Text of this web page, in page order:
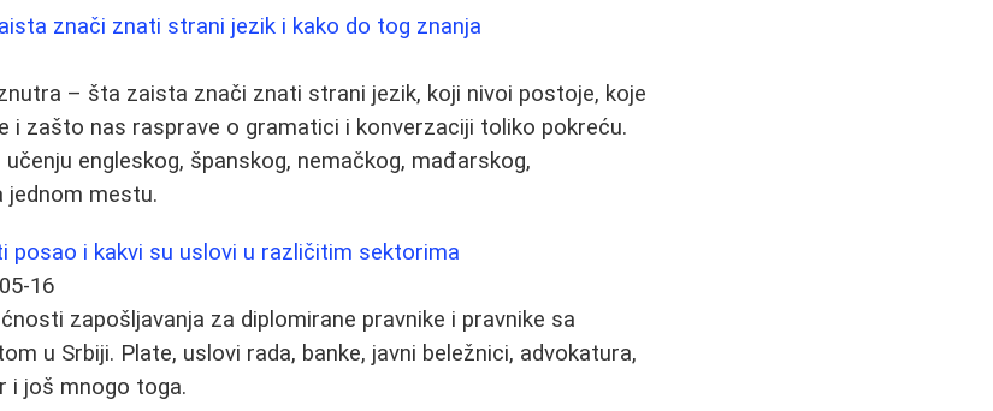
znači znati strani jezik i kako do tog znanja
– šta zaista znači znati strani jezik, koji nivoi postoje, koje
i zašto nas rasprave o gramatici i konverzaciji toliko pokreću.
engleskog, španskog, nemačkog, mađarskog,
jednom mestu.
posao i kakvi su uslovi u različitim sektorima
16
zapošljavanja za diplomirane pravnike i pravnike sa
u Srbiji. Plate, uslovi rada, banke, javni beležnici, advokatura,
i još mnogo toga.